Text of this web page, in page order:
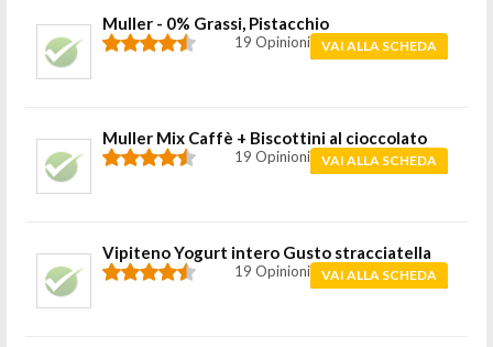
Muller - 0% Grassi, Pistacchio
19 Opinioni VAI ALLA SCHEDA
Muller Mix Caffè + Biscottini al cioccolato
19 Opinioni VAI ALLA SCHEDA
Vipiteno Yogurt intero Gusto stracciatella
19 Opinioni VAI ALLA SCHEDA